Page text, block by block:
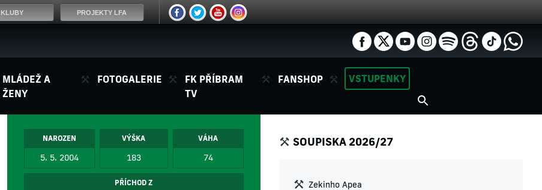
MLÁDEŽ A
ŽENY
FOTOGALERIE
FK PŘÍBRAM
TV
FANSHOP VSTUPENKY
NAROZEN
5. 5. 2004
VÝŠKA
183
VÁHA
74
PŘÍCHOD Z
SOUPISKA 2026/27
Zekinho Apea
KLUBY PROJEKTY LFA